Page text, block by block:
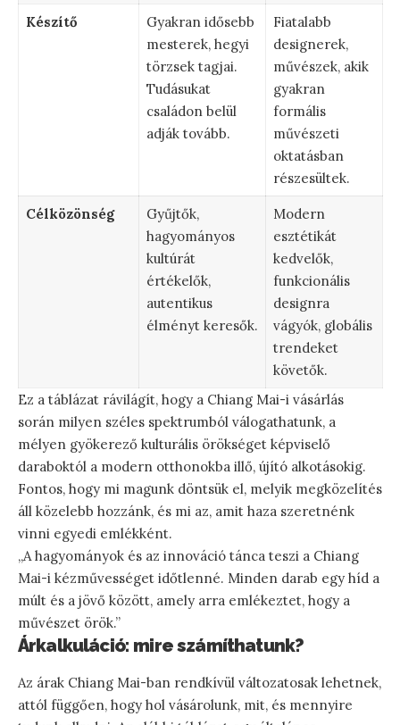
Készítő
Gyakran idősebb
mesterek, hegyi
törzsek tagjai.
Tudásukat
családon belül
adják tovább.
Fiatalabb
designerek,
művészek, akik
gyakran
formális
művészeti
oktatásban
részesültek.
Célközönség
Gyűjtők,
hagyományos
kultúrát
értékelők,
autentikus
élményt keresők.
Modern
esztétikát
kedvelők,
funkcionális
designra
vágyók, globális
trendeket
követők.
Ez a táblázat rávilágít, hogy a Chiang Mai-i vásárlás
során milyen széles spektrumból válogathatunk, a
mélyen gyökerező kulturális örökséget képviselő
daraboktól a modern otthonokba illő, újító alkotásokig.
Fontos, hogy mi magunk döntsük el, melyik megközelítés
áll közelebb hozzánk, és mi az, amit haza szeretnénk
vinni egyedi emlékként.
„A hagyományok és az innováció tánca teszi a Chiang
Mai-i kézművességet időtlenné. Minden darab egy híd a
múlt és a jövő között, amely arra emlékeztet, hogy a
művészet örök.”
Árkalkuláció: mire számíthatunk?
Az árak Chiang Mai-ban rendkívül változatosak lehetnek,
attól függően, hogy hol vásárolunk, mit, és mennyire